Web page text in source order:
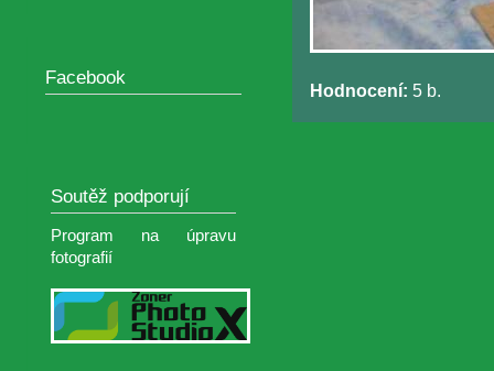
Facebook
Soutěž podporují
Program na úpravu
fotografií
Hodnocení: 5 b.